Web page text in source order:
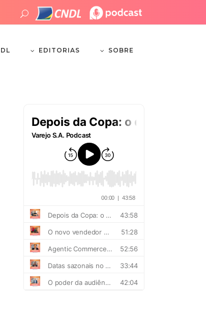
EDITORIAS SOBRE